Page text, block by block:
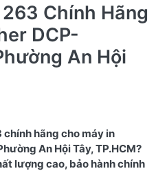
Chính Hãng
DCP-
An Hội
hãng cho máy in
An Hội Tây, TP.HCM?
lượng cao, bảo hành chính